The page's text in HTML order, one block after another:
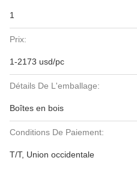
1
Prix:
1-2173 usd/pc
Détails De L'emballage:
Boîtes en bois
Conditions De Paiement:
T/T, Union occidentale